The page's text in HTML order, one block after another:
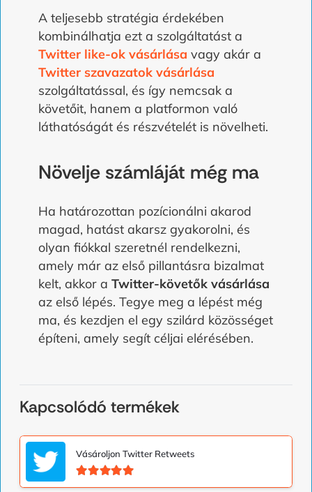
A teljesebb stratégia érdekében
kombinálhatja ezt a szolgáltatást a
Twitter like-ok vásárlása vagy akár a
Twitter szavazatok vásárlása
szolgáltatással, és így nemcsak a
követőit, hanem a platformon való
láthatóságát és részvételét is növelheti.
Növelje számláját még ma
Ha határozottan pozícionálni akarod
magad, hatást akarsz gyakorolni, és
olyan fiókkal szeretnél rendelkezni,
amely már az első pillantásra bizalmat
kelt, akkor a Twitter-követők vásárlása
az első lépés. Tegye meg a lépést még
ma, és kezdjen el egy szilárd közösséget
építeni, amely segít céljai elérésében.
Kapcsolódó termékek
Vásároljon Twitter Retweets